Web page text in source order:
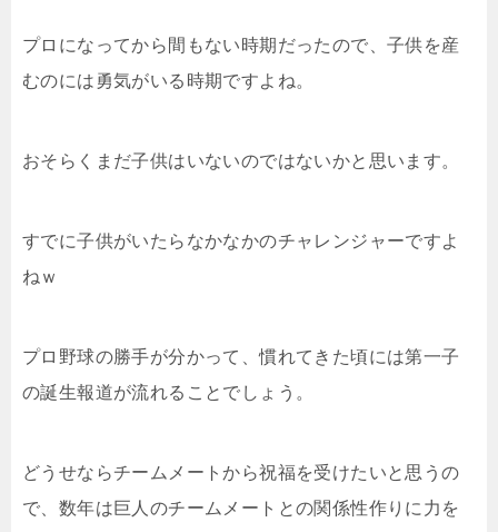
プロになってから間もない時期だったので、子供を産
むのには勇気がいる時期ですよね。
おそらくまだ子供はいないのではないかと思います。
すでに子供がいたらなかなかのチャレンジャーですよ
ねｗ
プロ野球の勝手が分かって、慣れてきた頃には第一子
の誕生報道が流れることでしょう。
どうせならチームメートから祝福を受けたいと思うの
で、数年は巨人のチームメートとの関係性作りに力を